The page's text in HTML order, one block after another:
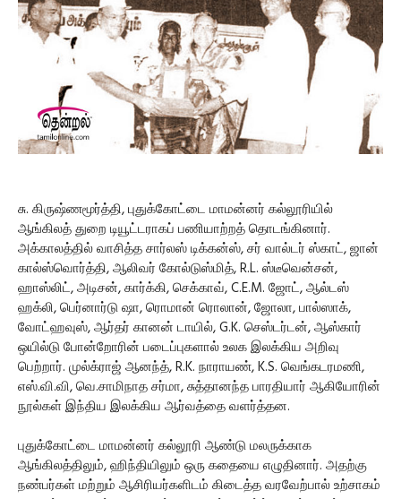
சு. கிருஷ்ணமூர்த்தி, புதுக்கோட்டை மாமன்னர் கல்லூரியில்
ஆங்கிலத் துறை டியூட்டராகப் பணியாற்றத் தொடங்கினார்.
அக்காலத்தில் வாசித்த சார்லஸ் டிக்கன்ஸ், சர் வால்டர் ஸ்காட், ஜான்
கால்ஸ்வொர்த்தி, ஆலிவர் கோல்டுஸ்மித், R.L. ஸ்டீவென்சன்,
ஹாஸ்லிட், அடிசன், கார்க்கி, செக்காவ், C.E.M. ஜோட், ஆல்டஸ்
ஹக்லி, பெர்னார்டு ஷா, ரொமான் ரொலான், ஜோலா, பால்ஸாக்,
வோட்ஹவுஸ், ஆர்தர் கானன் டாயில், G.K. செஸ்டர்டன், ஆஸ்கார்
ஒயில்டு போன்றோரின் படைப்புகளால் உலக இலக்கிய அறிவு
பெற்றார். முல்க்ராஜ் ஆனந்த், R.K. நாராயண், K.S. வெங்கடரமணி,
எஸ்.வி.வி, வெ.சாமிநாத சர்மா, சுத்தானந்த பாரதியார் ஆகியோரின்
நூல்கள் இந்திய இலக்கிய ஆர்வத்தை வளர்த்தன.
புதுக்கோட்டை மாமன்னர் கல்லூரி ஆண்டு மலருக்காக
ஆங்கிலத்திலும், ஹிந்தியிலும் ஒரு கதையை எழுதினார். அதற்கு
நண்பர்கள் மற்றும் ஆசிரியர்களிடம் கிடைத்த வரவேற்பால் உற்சாகம்